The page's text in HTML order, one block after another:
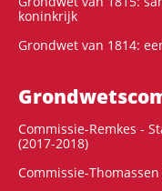
koninkrijk
Grondwet van 1814:
Commissie-Remkes -
(2017-2018)
Commissie-Thomassen